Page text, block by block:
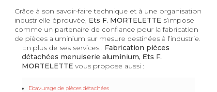
Grâce à son savoir-faire technique et à une organisation
industrielle éprouvée, Ets F. MORTELETTE s’impose
comme un partenaire de confiance pour la fabrication
de pièces aluminium sur mesure destinées à l’industrie.
En plus de ses services : Fabrication pièces
détachées menuiserie aluminium, Ets F.
MORTELETTE vous propose aussi :
Ebavurage de pièces détachées